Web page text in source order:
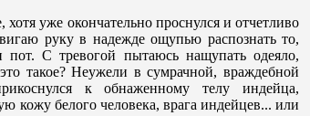
уже окончательно проснулся и отчетливо
руку в надежде ощупью распознать то,
С тревогой пытаюсь нащупать одеяло,
такое? Неужели в сумрачной, враждебной
к обнаженному телу индейца,
кожу белого человека, врага индейцев... или